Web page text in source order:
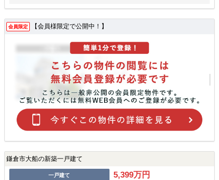
会員限定 【会員様限定で公開中！】
鎌倉市大船の新築一戸建て
一戸建て 5,399万円